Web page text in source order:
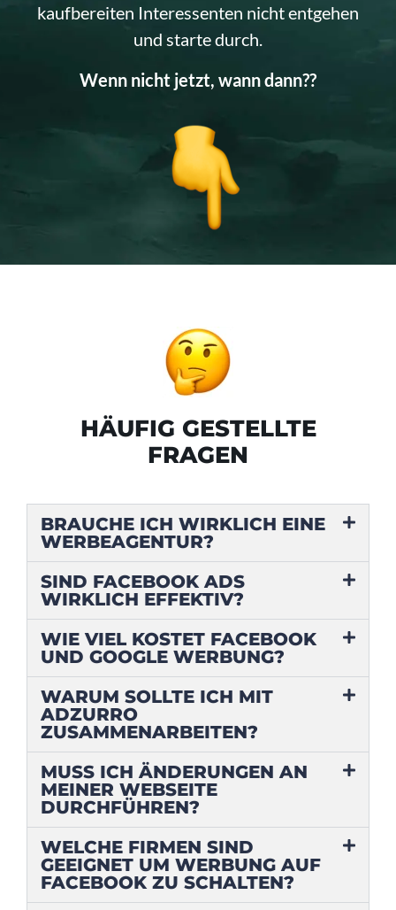
kaufbereiten Interessenten nicht entgehen
und starte durch.
Wenn nicht jetzt, wann dann??
HÄUFIG GESTELLTE
FRAGEN
BRAUCHE ICH WIRKLICH EINE
WERBEAGENTUR?
SIND FACEBOOK ADS
WIRKLICH EFFEKTIV?
WIE VIEL KOSTET FACEBOOK
UND GOOGLE WERBUNG?
WARUM SOLLTE ICH MIT
ADZURRO
ZUSAMMENARBEITEN?
MUSS ICH ÄNDERUNGEN AN
MEINER WEBSEITE
DURCHFÜHREN?
WELCHE FIRMEN SIND
GEEIGNET UM WERBUNG AUF
FACEBOOK ZU SCHALTEN?